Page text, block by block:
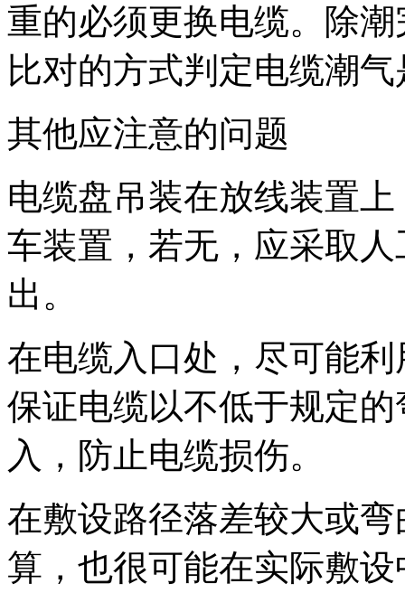
重的必须更换电缆。除
比对的方式判定电缆潮
其他应注意的问题
电缆盘吊装在放线装置
车装置，若无，应采取
出。
在电缆入口处，尽可能
保证电缆以不低于规定
入，防止电缆损伤。
在敷设路径落差较大或
算，也很可能在实际敷